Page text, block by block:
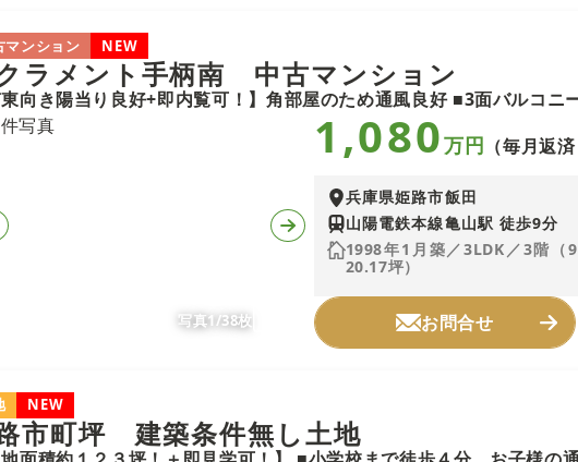
マンション NEW
ラメント手柄南 中古マンション
写真1/38枚
1,080万円 （毎月返
兵庫県姫路市飯田
山陽電鉄本線亀山駅 徒歩9分
1998年1月築／3LDK／3階（
20.17坪）
お問合せ
NEW
市町坪 建築条件無し土地